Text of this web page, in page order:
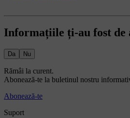
Informațiile ți-au fost de
Da Nu